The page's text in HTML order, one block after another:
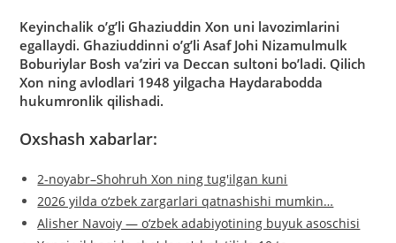
Keyinchalik o’g’li Ghaziuddin Xon uni lavozimlarini
egallaydi. Ghaziuddinni o’g’li Asaf Johi Nizamulmulk
Boburiylar Bosh va’ziri va Deccan sultoni bo’ladi. Qilich
Xon ning avlodlari 1948 yilgacha Haydarabodda
hukumronlik qilishadi.
Oxshash xabarlar:
2-noyabr–Shohruh Xon ning tug'ilgan kuni
2026 yilda o‘zbek zargarlari qatnashishi mumkin…
Alisher Navoiy — o‘zbek adabiyotining buyuk asoschisi